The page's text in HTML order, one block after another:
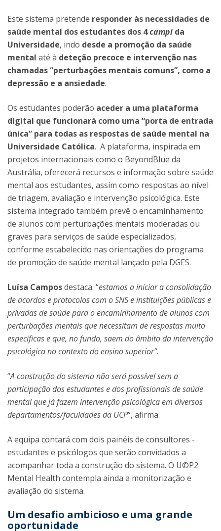
Este sistema pretende responder às necessidades de
saúde mental dos estudantes dos 4campi da
Universidade, indo desde a promoção da saúde
mental até à deteção precoce e intervenção nas
chamadas “perturbações mentais comuns”, como a
depressão e a ansiedade.
Os estudantes poderão aceder a uma plataforma
digital que funcionará como uma “porta de entrada
única” para todas as respostas de saúde mental na
Universidade Católica. A plataforma, inspirada em
projetos internacionais como o BeyondBlue da
Austrália, oferecerá recursos e informação sobre saúde
mental aos estudantes, assim como respostas ao nível
de triagem, avaliação e intervenção psicológica. Este
sistema integrado também prevê o encaminhamento
de alunos com perturbações mentais moderadas ou
graves para serviços de saúde especializados,
conforme estabelecido nas orientações do programa
de promoção de saúde mental lançado pela DGES.
Luísa Camposdestaca: “estamos a iniciar a consolidação
de acordos e protocolos com o SNS e instituições públicas e
privadas de saúde para o encaminhamento de alunos com
perturbações mentais que necessitam de respostas muito
específicas e que, no fundo, saem do âmbito da intervenção
psicológica no contexto do ensino superior”.
“A construção do sistema não será possível sem a
participação dos estudantes e dos profissionais de saúde
mental que já fazem intervenção psicológica em diversos
departamentos/faculdades da UCP”, afirma.
A equipa contará com dois painéis de consultores -
estudantes e psicólogos que serão convidados a
acompanhar toda a construção do sistema. O U©P2
Mental Health contempla ainda a monitorização e
avaliação do sistema.
Um desafio ambicioso e uma grande
oportunidade